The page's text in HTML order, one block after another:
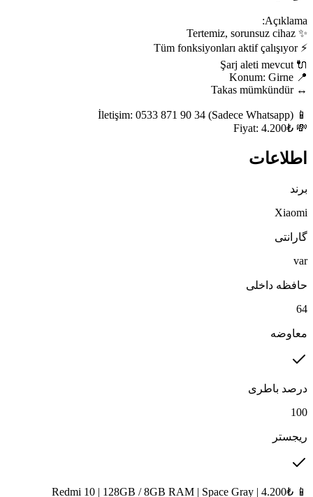
💸 Fiyat: 4.200₺
اطلاعات
برند
Xiaomi
گارانتی
var
حافظه داخلی
64
معاوضه
درصد باطری
100
ریجستر
📱 Redmi 10 | 128GB / 8GB RAM | Space Gray | 4.200₺